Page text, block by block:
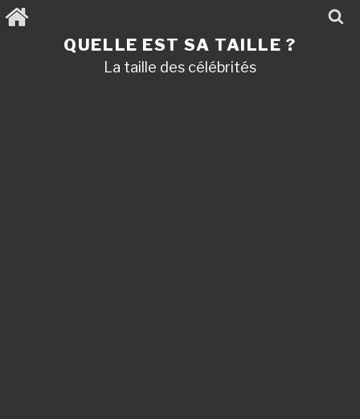
Aller
au
QUELLE EST SA TAILLE ?
La taille des célébrités